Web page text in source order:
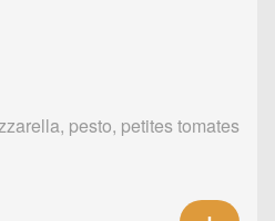
pesto, petites tomates